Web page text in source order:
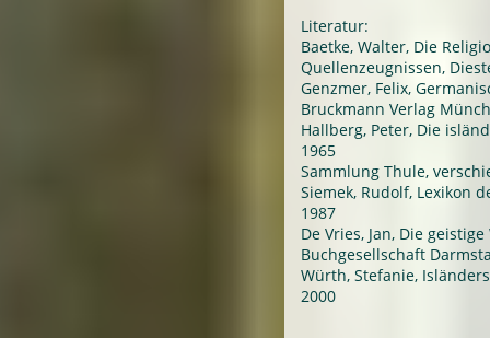
Literatur:
Baetke, Walter, Die
Quellenzeugnissen,
Genzmer, Felix,
Bruckmann Verlag
Hallberg, Peter, Die
1965
Sammlung Thule,
Siemek, Rudolf, Lexikon
1987
De Vries, Jan, Die
Buchgesellschaft
Würth, Stefanie,
2000